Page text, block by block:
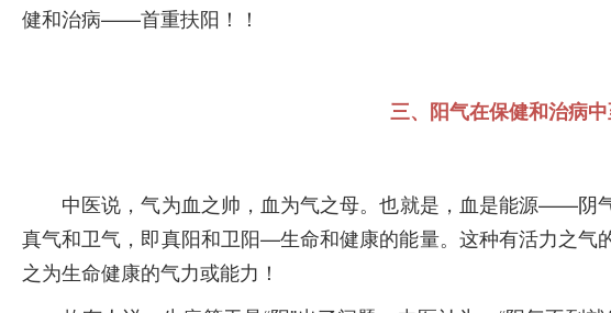
健和治病——首重扶阳！！
三、阳气在保健和治病
中医说，气为血之帅，血为气之母。也就是，血是能源——阴
真气和卫气，即真阳和卫阳—生命和健康的能量。这种有活力之气
之为生命健康的气力或能力！